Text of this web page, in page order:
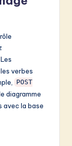
. Les
verbes
POST
diagramme
avec la base